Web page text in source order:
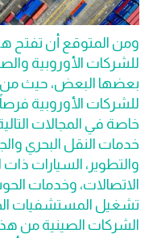
ومن المتوقع أن تفتح
للشركات الأوروبية
بعضها البعض، حيث من
للشركات الأوروبية
خاصة في المجالات
خدمات النقل البحري
والتطوير، السيارات ذات
الاتصالات، وخدمات
تشغيل المستشفيات
الشركات الصينية من